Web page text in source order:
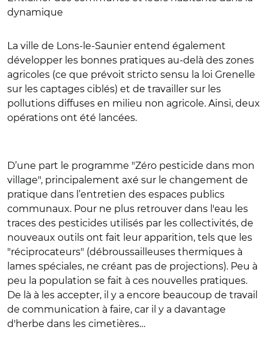
dynamique
La ville de Lons-le-Saunier entend également
développer les bonnes pratiques au-delà des zones
agricoles (ce que prévoit stricto sensu la loi Grenelle
sur les captages ciblés) et de travailler sur les
pollutions diffuses en milieu non agricole. Ainsi, deux
opérations ont été lancées.
D’une part le programme "Zéro pesticide dans mon
village", principalement axé sur le changement de
pratique dans l’entretien des espaces publics
communaux. Pour ne plus retrouver dans l'eau les
traces des pesticides utilisés par les collectivités, de
nouveaux outils ont fait leur apparition, tels que les
"réciprocateurs" (débroussailleuses thermiques à
lames spéciales, ne créant pas de projections). Peu à
peu la population se fait à ces nouvelles pratiques.
De là à les accepter, il y a encore beaucoup de travail
de communication à faire, car il y a davantage
d'herbe dans les cimetières…